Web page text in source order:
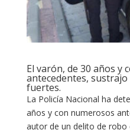
El varón, de 30 años y
antecedentes,
fuertes.
La Policía Nacional ha
años y con numerosos
autor de un delito de